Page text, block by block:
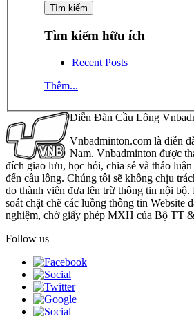
Tìm kiếm hữu ích
Recent Posts
Thêm...
Diễn Đàn Cầu Lông
Vnbadminton.com là diễn
Nam. Vnbadminton được
đích giao lưu, học hỏi, chia sẻ và thảo
đến cầu lông. Chúng tôi sẽ không chịu
do thành viên đưa lên trừ thông tin nội bộ.
soát chặt chẽ các luồng thông tin Website
nghiệm, chờ giấy phép MXH của Bộ TT
Follow us